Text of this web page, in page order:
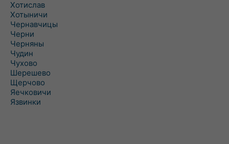
Хотислав
Хотыничи
Чернавчицы
Черни
Черняны
Чудин
Чухово
Шерешево
Щерчово
Яечковичи
Язвинки